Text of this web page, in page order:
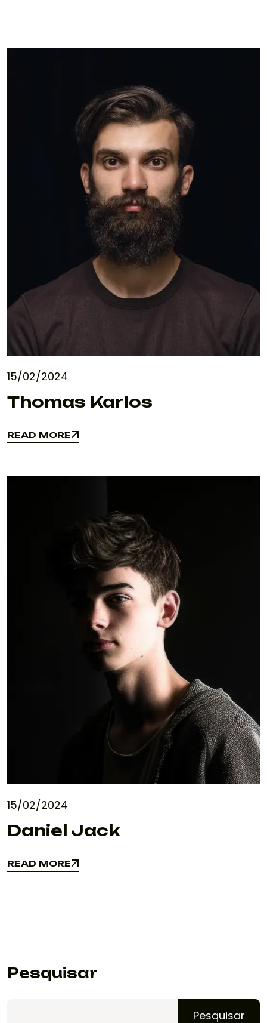
15/02/2024
Thomas Karlos
READ MORE
READ MORE
15/02/2024
Daniel Jack
READ MORE
READ MORE
Pesquisar
Pesquisar